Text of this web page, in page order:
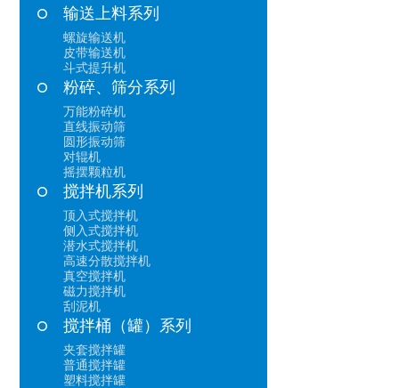
输送上料系列
螺旋输送机
皮带输送机
斗式提升机
粉碎、筛分系列
万能粉碎机
直线振动筛
圆形振动筛
对辊机
摇摆颗粒机
搅拌机系列
顶入式搅拌机
侧入式搅拌机
潜水式搅拌机
高速分散搅拌机
真空搅拌机
磁力搅拌机
刮泥机
搅拌桶（罐）系列
夹套搅拌罐
普通搅拌罐
塑料搅拌罐